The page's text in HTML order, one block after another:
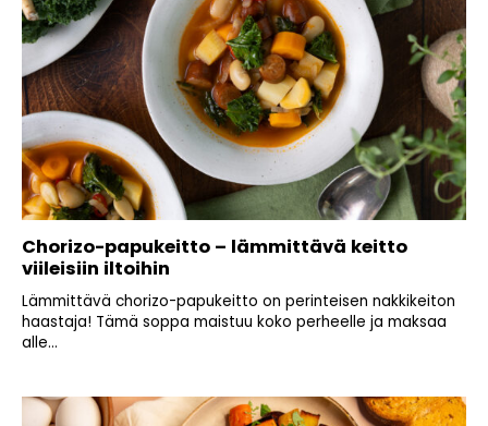
Chorizo-papukeitto – lämmittävä keitto
viileisiin iltoihin
Lämmittävä chorizo-papukeitto on perinteisen nakkikeiton
haastaja! Tämä soppa maistuu koko perheelle ja maksaa
alle...